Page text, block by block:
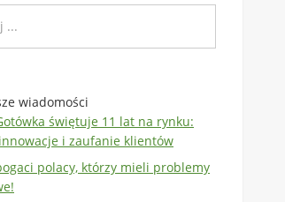
wiadomości
świętuje 11 lat na rynku:
i zaufanie klientów
polacy, którzy mieli problemy